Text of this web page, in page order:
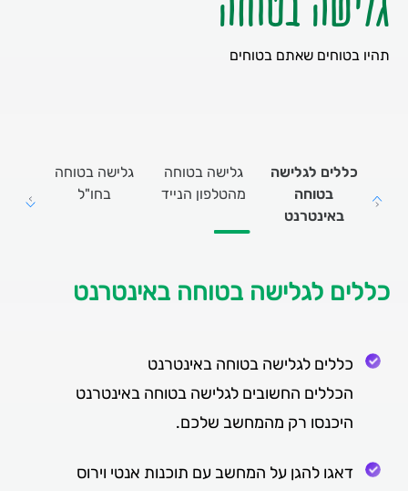
תהיו בטוחים שאתם בטוחים
כללים לגלישה
בטוחה
באינטרנט
גלישה בטוחה
מהטלפון הנייד
גלישה בטוחה
בחו"ל
כללים לגלישה בטוחה באינטרנט
כללים לגלישה בטוחה באינטרנט
הכללים החשובים לגלישה בטוחה באינטרנט
היכנסו רק מהמחשב שלכם.
דאגו להגן על המחשב עם תוכנות אנטי וירוס